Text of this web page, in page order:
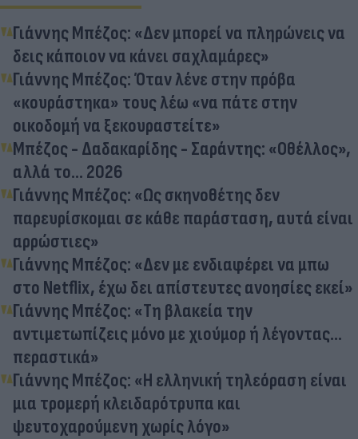
Γιάννης Μπέζος: «Δεν μπορεί να πληρώνεις να
δεις κάποιον να κάνει σαχλαμάρες»
Γιάννης Μπέζος: Όταν λένε στην πρόβα
«κουράστηκα» τους λέω «να πάτε στην
οικοδομή να ξεκουραστείτε»
Μπέζος - Δαδακαρίδης - Σαράντης: «Οθέλλος»,
αλλά το… 2026
Γιάννης Μπέζος: «Ως σκηνοθέτης δεν
παρευρίσκομαι σε κάθε παράσταση, αυτά είναι
αρρώστιες»
Γιάννης Μπέζος: «Δεν με ενδιαφέρει να μπω
στο Netflix, έχω δει απίστευτες ανοησίες εκεί»
Γιάννης Μπέζος: «Τη βλακεία την
αντιμετωπίζεις μόνο με χιούμορ ή λέγοντας…
περαστικά»
Γιάννης Μπέζος: «Η ελληνική τηλεόραση είναι
μια τρομερή κλειδαρότρυπα και
ψευτοχαρούμενη χωρίς λόγο»